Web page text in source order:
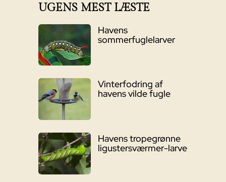
UGENS MEST LÆSTE
Havens
sommerfuglelarver
Vinterfodring af
havens vilde fugle
Havens tropegrønne
ligustersværmer-larve